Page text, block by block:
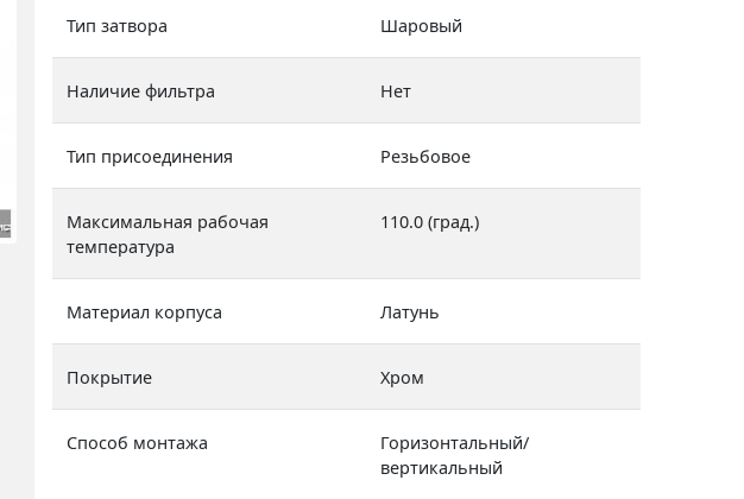
Тип затвора Шаровый
Наличие фильтра Нет
Тип присоединения Резьбовое
Максимальная рабочая
температура
110.0 (град.)
Материал корпуса Латунь
Покрытие Хром
Способ монтажа
Горизонтальный/
вертикальный